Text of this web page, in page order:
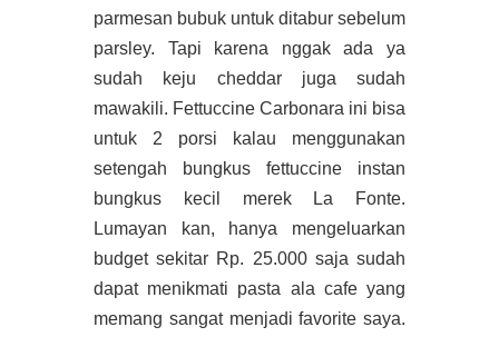
parmesan bubuk untuk ditabur sebelum
parsley. Tapi karena nggak ada ya
sudah keju cheddar juga sudah
mawakili. Fettuccine Carbonara ini bisa
untuk 2 porsi kalau menggunakan
setengah bungkus fettuccine instan
bungkus kecil merek La Fonte.
Lumayan kan, hanya mengeluarkan
budget sekitar Rp. 25.000 saja sudah
dapat menikmati pasta ala cafe yang
memang sangat menjadi favorite saya.